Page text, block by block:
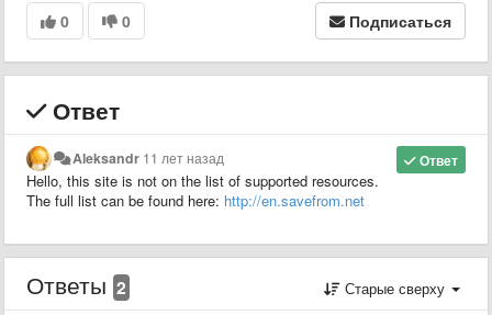
0 0 Подписаться
Ответ
Ответ
Aleksandr 11 лет назад
Hello, this site is not on the list of supported resources.
The full list can be found here: http://en.savefrom.net
Ответы 2 Старые сверху